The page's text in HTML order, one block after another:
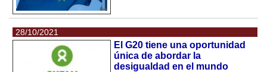
28/10/2021
El G20 tiene una oportunidad
única de abordar la
desigualdad en el mundo